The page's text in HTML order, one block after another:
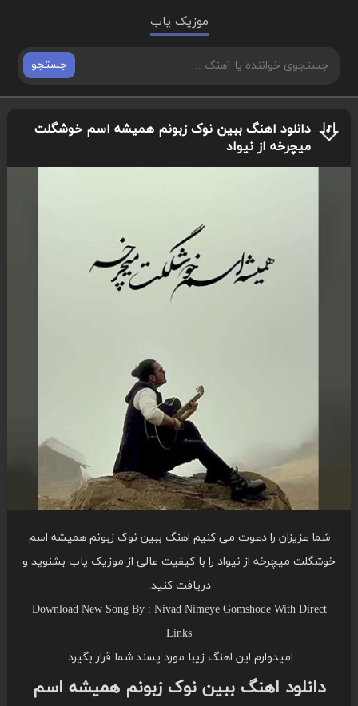
موزیک یاب
جستجو
دانلود اهنگ ببین نوک زبونم همیشه اسم خوشگلت
میچرخه از نیواد
شما عزیزان را دعوت می کنیم اهنگ ببین نوک زبونم همیشه اسم
خوشگلت میچرخه از نیواد را با کیفیت عالی از موزیک یاب بشنوید و
دریافت کنید.
Download New Song By : Nivad Nimeye Gomshode With Direct
Links
امیدوارم این اهنگ زیبا مورد پسند شما قرار بگیرد.
دانلود اهنگ ببین نوک زبونم همیشه اسم